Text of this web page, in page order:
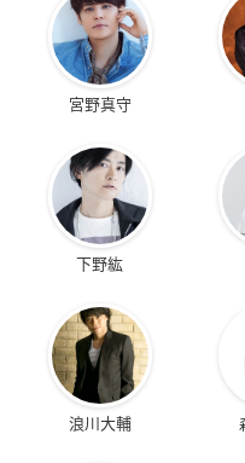
宮野真守
下野紘
浪川大輔